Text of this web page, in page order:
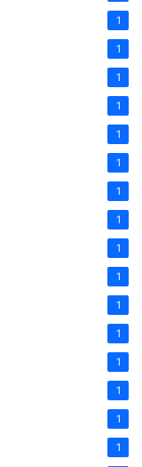
1
1
1
1
1
1
1
1
1
1
1
1
1
1
1
1